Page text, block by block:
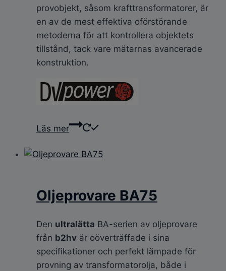
provobjekt, såsom krafttransformatorer, är
en av de mest effektiva oförstörande
metoderna för att kontrollera objektets
tillstånd, tack vare mätarnas avancerade
konstruktion.
Läs mer
Oljeprovare BA75
Den ultralätta BA-serien av oljeprovare
från b2hv är oöverträffade i sina
specifikationer och perfekt lämpade för
provning av transformatorolja, både i